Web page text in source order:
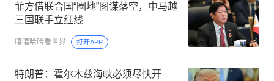
菲方借联合国“圈地”图谋落空，中马越
三国联手立红线
嘻嘻哈哈看世界 打开APP
特朗普：霍尔木兹海峡必须尽快开